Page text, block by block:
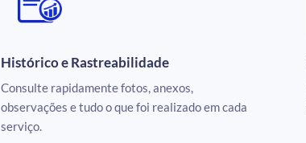
Histórico e Rastreabilidade
Consulte rapidamente fotos, anexos,
observações e tudo o que foi realizado em cada
serviço.